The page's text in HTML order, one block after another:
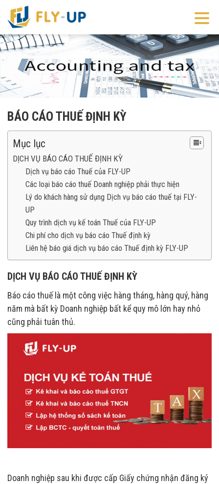
BÁO CÁO THUẾ ĐỊNH KỲ
Mục lục
DỊCH VỤ BÁO CÁO THUẾ ĐỊNH KỲ
Dịch vụ báo cáo Thuế của FLY-UP
Các loại báo cáo thuế Doanh nghiệp phải thực hiện
Lý do khách hàng sử dụng Dịch vụ báo cáo thuế tại FLY-
UP
Quy trình dịch vụ kế toán Thuế của FLY-UP
Chi phí cho dịch vụ báo cáo Thuế định kỳ
Liên hệ báo giá dịch vụ báo cáo Thuế định kỳ FLY-UP
DỊCH VỤ BÁO CÁO THUẾ ĐỊNH KỲ
Báo cáo thuế là một công việc hàng tháng, hàng quý, hàng
năm mà bất kỳ Doanh nghiệp bất kể quy mô lớn hay nhỏ
cũng phải tuân thủ.
Doanh nghiệp sau khi được cấp Giấy chứng nhận đăng ký